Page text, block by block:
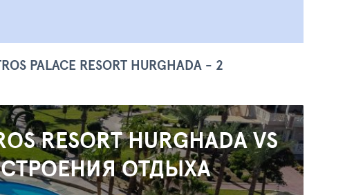
PALACE RESORT HURGHADA - 2
RESORT HURGHADA VS
ОТДЫХА